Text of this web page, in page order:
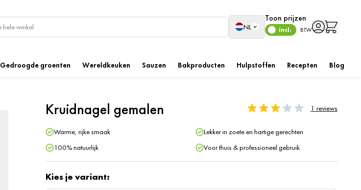
Taal
NL
Toon prijzen
incl. BTW
Gedroogde groenten Wereldkeuken Sauzen Bakproducten Hulpstoffen Recepten Blog
Kruidnagel gemalen 1 reviews
Warme, rijke smaak
Lekker in zoete en hartige gerechten
100% natuurlijk
Voor thuis & professioneel gebruik
Kies je variant: